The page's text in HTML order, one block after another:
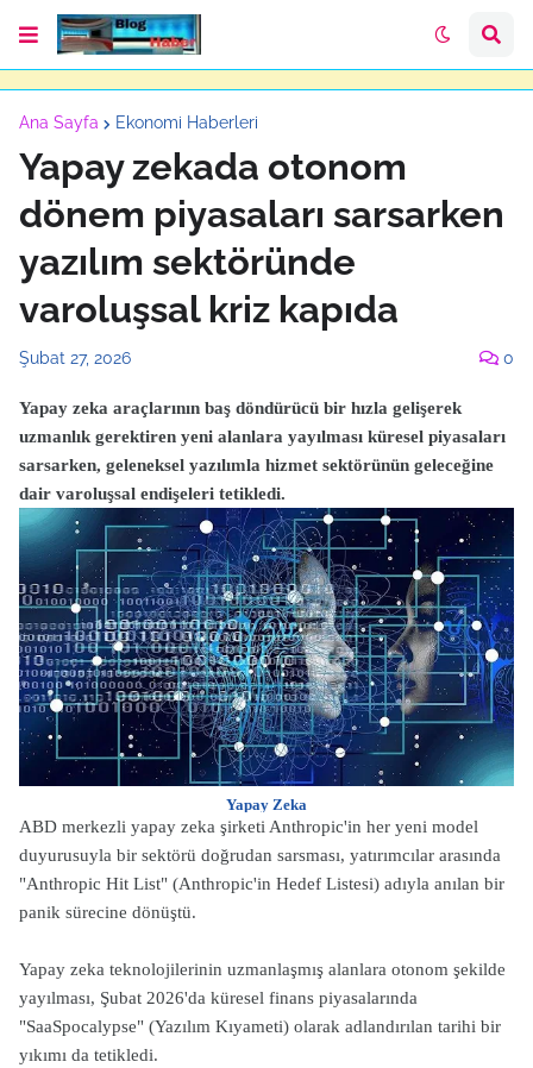
Ana Sayfa Ekonomi Haberleri
Yapay zekada otonom
dönem piyasaları sarsarken
yazılım sektöründe
varoluşsal kriz kapıda
Şubat 27, 2026 0
Yapay zeka araçlarının baş döndürücü bir hızla gelişerek
uzmanlık gerektiren yeni alanlara yayılması küresel piyasaları
sarsarken, geleneksel yazılımla hizmet sektörünün geleceğine
dair varoluşsal endişeleri tetikledi.
Yapay Zeka
ABD merkezli yapay zeka şirketi Anthropic'in her yeni model
duyurusuyla bir sektörü doğrudan sarsması, yatırımcılar arasında
"Anthropic Hit List" (Anthropic'in Hedef Listesi) adıyla anılan bir
panik sürecine dönüştü.
Yapay zeka teknolojilerinin uzmanlaşmış alanlara otonom şekilde
yayılması, Şubat 2026'da küresel finans piyasalarında
"SaaSpocalypse" (Yazılım Kıyameti) olarak adlandırılan tarihi bir
yıkımı da tetikledi.